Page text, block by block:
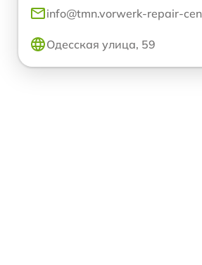
info@tmn.vorwerk-repair-
Одесская улица, 59